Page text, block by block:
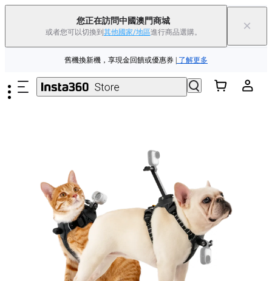
您正在訪問中國澳門商城
或者您可以切換到 其他國家/地區進行商品選購。 ×
舊機換新機，享現金回饋或優惠券|了解更多
夏季優惠 | 精選商品低至85折 |立即選購